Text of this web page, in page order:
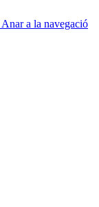
Anar a la navegació